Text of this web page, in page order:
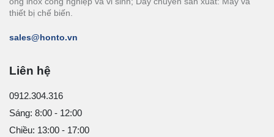
thiết bị chế biến.
sales@honto.vn
Liên hệ
0912.304.316
Sáng: 8:00 - 12:00
Chiều: 13:00 - 17:00